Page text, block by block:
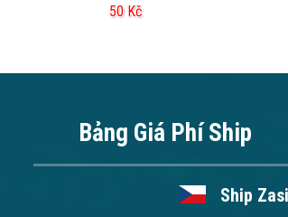
50 Kč
Bảng Giá Phí Ship
Ship